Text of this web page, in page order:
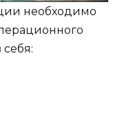
необходимо